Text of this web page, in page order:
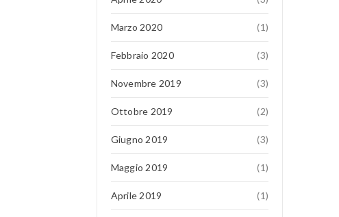
Marzo 2020 (1)
Febbraio 2020 (3)
Novembre 2019 (3)
Ottobre 2019 (2)
Giugno 2019 (3)
Maggio 2019 (1)
Aprile 2019 (1)